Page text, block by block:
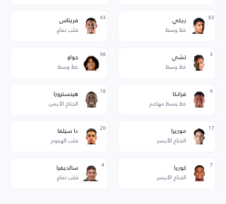
83 ريكي
خط وسط
43 فريتاس
قلب دفاع
3 تشي
خط وسط
98 جواو
خط وسط
9 فرانكا
خط وسط مهاجم
18 هينستروزا
الجناح الأيمن
17 موريرا
الجناح الأيسر
20 دا سيلفا
قلب الهجوم
7 كوريا
الجناح الأيسر
4 سالديفيا
قلب دفاع